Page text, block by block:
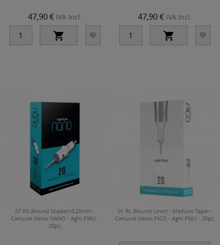
47,90 € IVA Incl.
 
47,90 € IVA Incl.
 
07 RS (Round Shader) 0,25mm -
Cartucce Vertix NANO - Aghi PMU -
20pz.
01 RL (Round Liner) - Medium Taper -
Cartucce Vertix PICO - Aghi PMU - 20pz.